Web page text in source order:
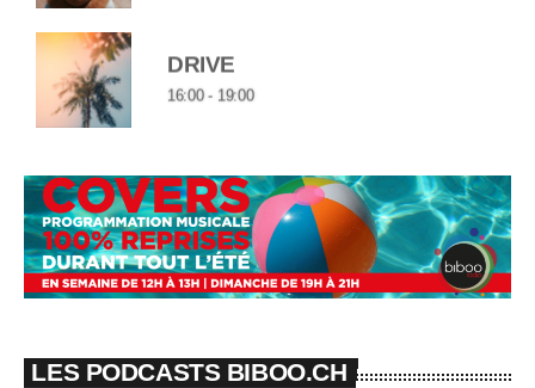
profitez de la musique et des vacances...
DRIVE
16:00 - 19:00
LES PODCASTS BIBOO.CH